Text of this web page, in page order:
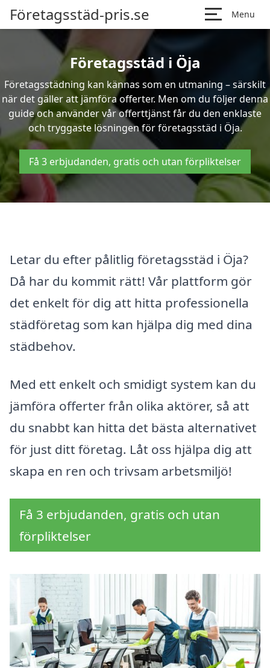
Företagsstäd-pris.se Menu
Företagsstäd i Öja
Företagsstädning kan kännas som en utmaning – särskilt
när det gäller att jämföra offerter. Men om du följer denna
guide och använder vår offerttjänst får du den enklaste
och tryggaste lösningen för företagsstäd i Öja.
Få 3 erbjudanden, gratis och utan förpliktelser
Letar du efter pålitlig företagsstäd i Öja?
Då har du kommit rätt! Vår plattform gör
det enkelt för dig att hitta professionella
städföretag som kan hjälpa dig med dina
städbehov.
Med ett enkelt och smidigt system kan du
jämföra offerter från olika aktörer, så att
du snabbt kan hitta det bästa alternativet
för just ditt företag. Låt oss hjälpa dig att
skapa en ren och trivsam arbetsmiljö!
Få 3 erbjudanden, gratis och utan
förpliktelser